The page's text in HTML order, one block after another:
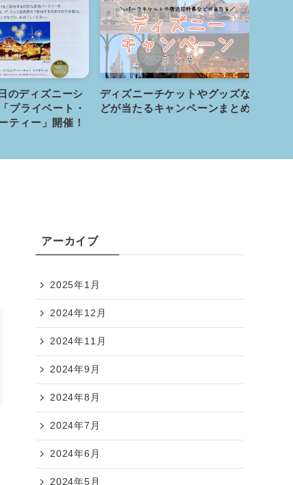
ディズニーシ
ライベート・
ィー」開催！
ディズニーチケットやグッズな
どが当たるキャンペーンまとめ
アーカイブ
2025年1月
2024年12月
2024年11月
2024年9月
2024年8月
2024年7月
2024年6月
2024年5月